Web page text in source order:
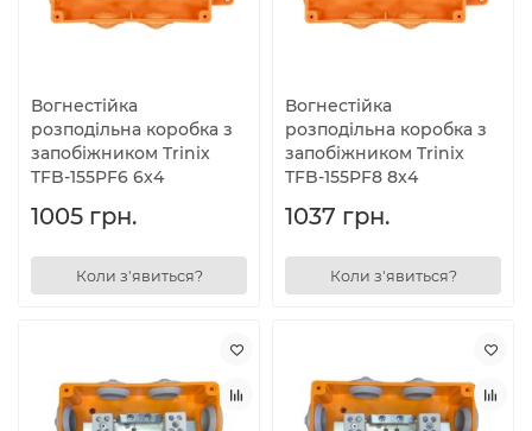
Вогнестійка
розподільна коробка з
запобіжником Trinix
TFB-155PF6 6x4
1005 грн.
Коли з'явиться?
Вогнестійка
розподільна коробка з
запобіжником Trinix
TFB-155PF8 8x4
1037 грн.
Коли з'явиться?